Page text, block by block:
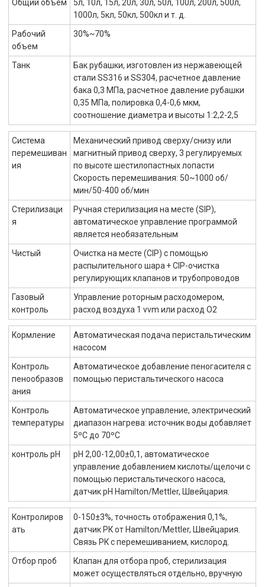
Общий объем
5л, 10л, 15л, 20л, 30л, 50л, 100л, 200л, 500л,
1000л, 5кл, 50кл, 500кл и т. д.
Рабочий
объем
30%~70%
Танк
Бак рубашки, изготовлен из нержавеющей
стали SS316 и SS304, расчетное давление
бака 0,3 МПа, расчетное давление рубашки
0,35 МПа, полировка 0,4-0,6 мкм,
соотношение диаметра и высоты 1:2,2-2,5
Система
перемешиван
ия
Механический привод сверху/снизу или
магнитный привод сверху, 3 регулируемых
по высоте шестилопастных лопасти
Скорость перемешивания: 50~1000 об/
мин/50-400 об/мин
Стерилизаци
я
Ручная стерилизация на месте (SIP),
автоматическое управление программой
является необязательным
Чистый
Очистка на месте (CIP) с помощью
распылительного шара + CIP-очистка
регулирующих клапанов и трубопроводов
Газовый
контроль
Управление роторным расходомером,
расход воздуха 1 vvm или расход O2
Кормление
Автоматическая подача перистальтическим
насосом
Контроль
пенообразов
ания
Автоматическое добавление пеногасителя с
помощью перистальтического насоса
Контроль
температуры
Автоматическое управление, электрический
диапазон нагрева: источник воды добавляет
5ºC до 70ºC
контроль pH
pH 2,00-12,00±0,1, автоматическое
управление добавлением кислоты/щелочи с
помощью перистальтического насоса,
датчик pH Hamilton/Mettler, Швейцария.
Контролиров
ать
0-150±3%, точность отображения 0,1%,
датчик РК от Hamilton/Mettler, Швейцария.
Связь РК с перемешиванием, кислород.
Отбор проб
Клапан для отбора проб, стерилизация
может осуществляться отдельно, вручную